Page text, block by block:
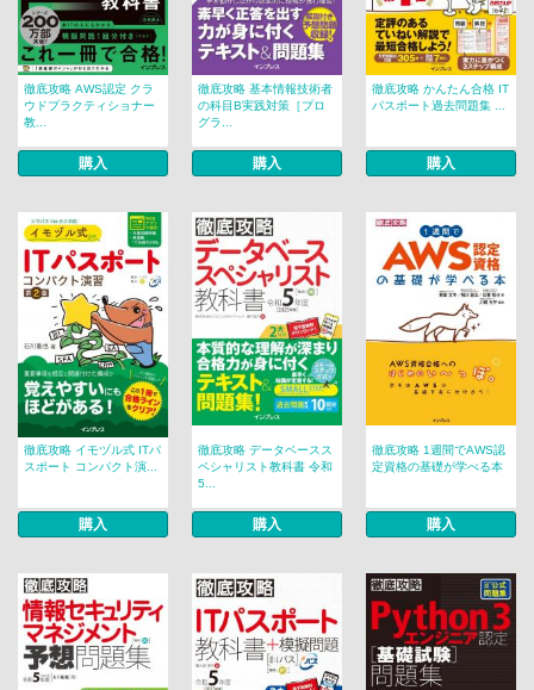
徹底攻略 AWS認定 クラ
ウドプラクティショナー
教...
購入
徹底攻略 基本情報技術者
の科目B実践対策［プロ
グラ...
購入
徹底攻略 かんたん合格 IT
パスポート過去問題集 ...
購入
徹底攻略 イモヅル式 ITパ
スポート コンパクト演...
購入
徹底攻略 データベースス
ペシャリスト教科書 令和
5...
購入
徹底攻略 1週間でAWS認
定資格の基礎が学べる本
購入